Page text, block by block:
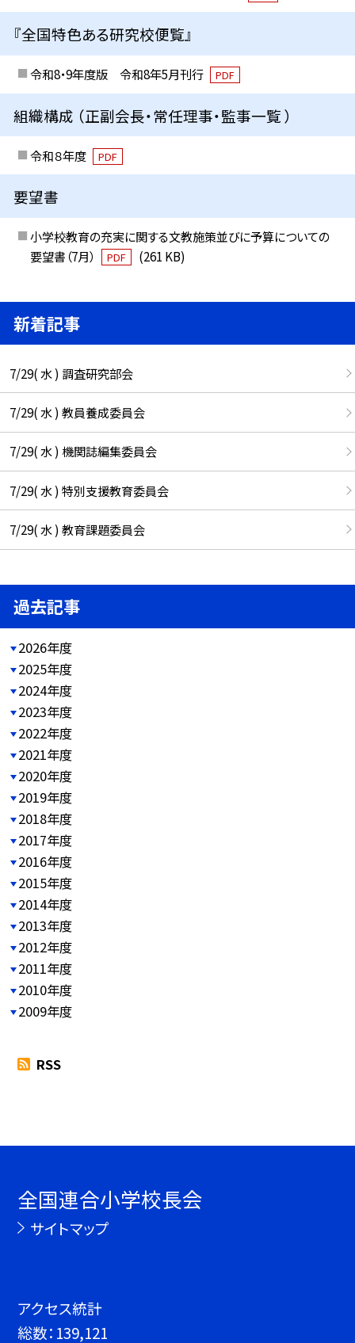
『全国特色ある研究校便覧』
令和8・9年度版 令和8年5月刊行 PDF
組織構成 （正副会長・常任理事・監事一覧 ）
令和８年度 PDF
要望書
小学校教育の充実に関する文教施策並びに予算についての
要望書（7月）
PDF (261 KB)
新着記事
7/29( 水 ) 調査研究部会
7/29( 水 ) 教員養成委員会
7/29( 水 ) 機関誌編集委員会
7/29( 水 ) 特別支援教育委員会
7/29( 水 ) 教育課題委員会
過去記事
2026年度
2025年度
2024年度
2023年度
2022年度
2021年度
2020年度
2019年度
2018年度
2017年度
2016年度
2015年度
2014年度
2013年度
2012年度
2011年度
2010年度
2009年度
RSS
全国連合小学校長会
サイトマップ
アクセス統計
総数： 139,121